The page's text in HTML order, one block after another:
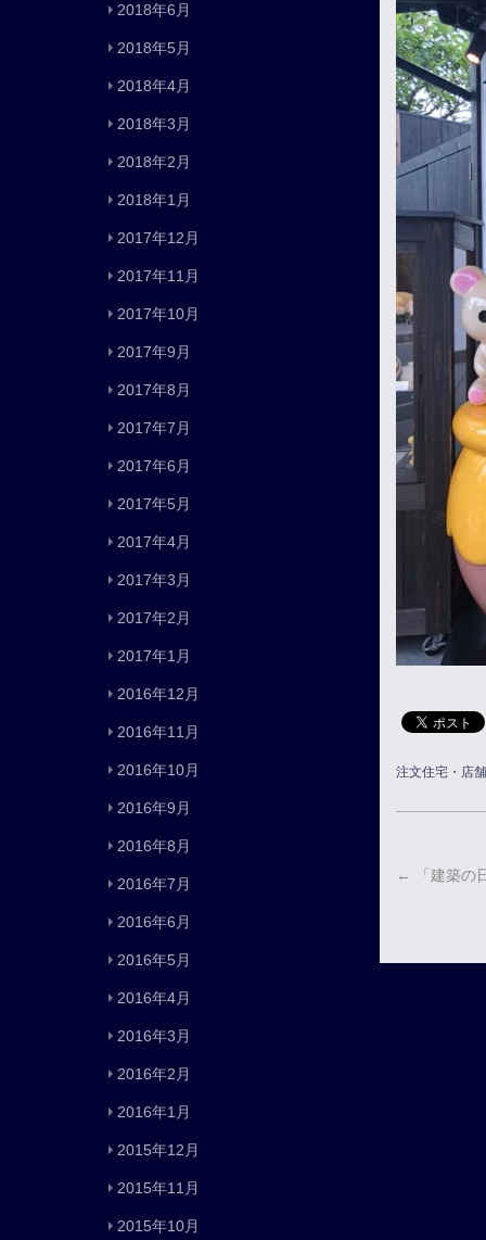
注文住宅・店
← 「建築の
2018年6月
2018年5月
2018年4月
2018年3月
2018年2月
2018年1月
2017年12月
2017年11月
2017年10月
2017年9月
2017年8月
2017年7月
2017年6月
2017年5月
2017年4月
2017年3月
2017年2月
2017年1月
2016年12月
2016年11月
2016年10月
2016年9月
2016年8月
2016年7月
2016年6月
2016年5月
2016年4月
2016年3月
2016年2月
2016年1月
2015年12月
2015年11月
2015年10月